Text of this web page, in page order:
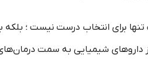
برای انتخاب درست نیست ؛
داروهای شیمیایی به سمت